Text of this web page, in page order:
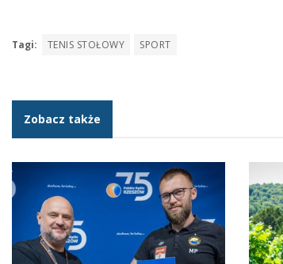
Tagi: TENIS STOŁOWY SPORT
Zobacz także